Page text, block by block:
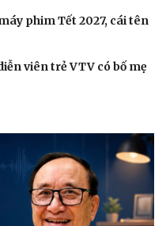
phim Tết 2027, cái tên
viên trẻ VTV có bố mẹ